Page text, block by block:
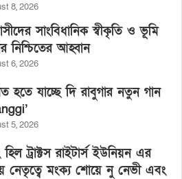
8, 2026
সাংবিধানিক স্বীকৃতি ও ভূমি
নিশ্চিতের আহ্বান
6, 2026
হতে যাচ্ছে দি রাবুগার নতুন গান
5, 2026
হিল ট্রাক্টস রাইটার্স ইউনিয়ন এর
নেতৃত্বে মংক্য শোয়ে নু নেভী এবং